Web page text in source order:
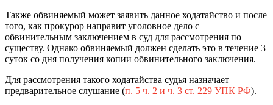
Также обвиняемый может заявить данное ходатайство и после
того, как прокурор направит уголовное дело с
обвинительным заключением в суд для рассмотрения по
существу. Однако обвиняемый должен сделать это в течение 3
суток со дня получения копии обвинительного заключения.
Для рассмотрения такого ходатайства судья назначает
предварительное слушание (п. 5 ч. 2 и ч. 3 ст. 229 УПК РФ).